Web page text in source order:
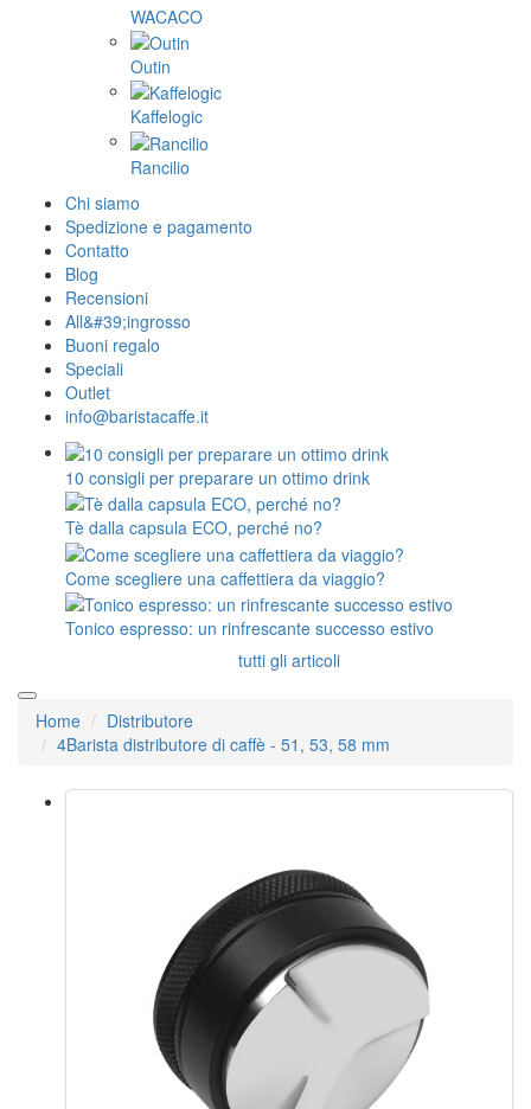
WACACO
Outin
Kaffelogic
Rancilio
Chi siamo
Spedizione e pagamento
Contatto
Blog
Recensioni
All&#39;ingrosso
Buoni regalo
Speciali
Outlet
info@baristacaffe.it
10 consigli per preparare un ottimo drink
Tè dalla capsula ECO, perché no?
Come scegliere una caffettiera da viaggio?
Tonico espresso: un rinfrescante successo estivo
tutti gli articoli
Home
Distributore
4Barista distributore di caffè - 51, 53, 58 mm